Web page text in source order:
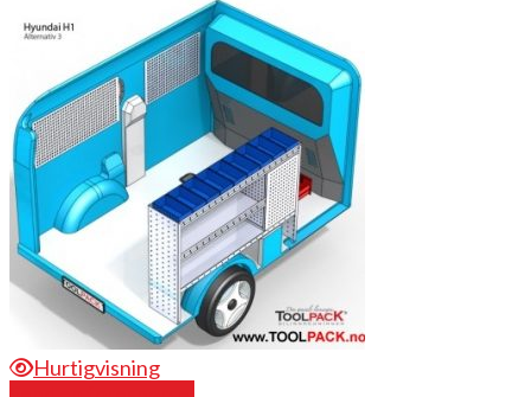
Hurtigvisning